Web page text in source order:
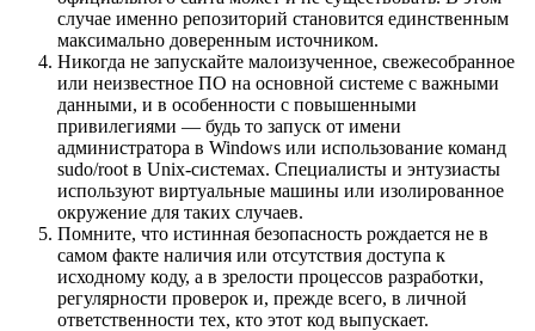
случае именно репозиторий становится единственным
максимально доверенным источником.
Никогда не запускайте малоизученное, свежесобранное
или неизвестное ПО на основной системе с важными
данными, и в особенности с повышенными
привилегиями — будь то запуск от имени
администратора в Windows или использование команд
sudo/root в Unix-системах. Специалисты и энтузиасты
используют виртуальные машины или изолированное
окружение для таких случаев.
Помните, что истинная безопасность рождается не в
самом факте наличия или отсутствия доступа к
исходному коду, а в зрелости процессов разработки,
регулярности проверок и, прежде всего, в личной
ответственности тех, кто этот код выпускает.